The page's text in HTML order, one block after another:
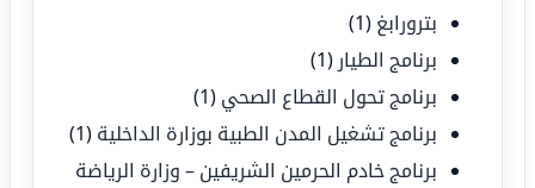
بترورابغ (1)
برنامج الطيار (1)
برنامج تحول القطاع الصحي (1)
برنامج تشغيل المدن الطبية بوزارة الداخلية (1)
برنامج خادم الحرمين الشريفين – وزارة الرياضة